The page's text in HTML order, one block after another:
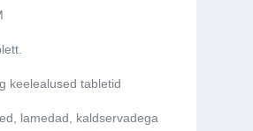
keelealused tabletid
lamedad, kaldservadega